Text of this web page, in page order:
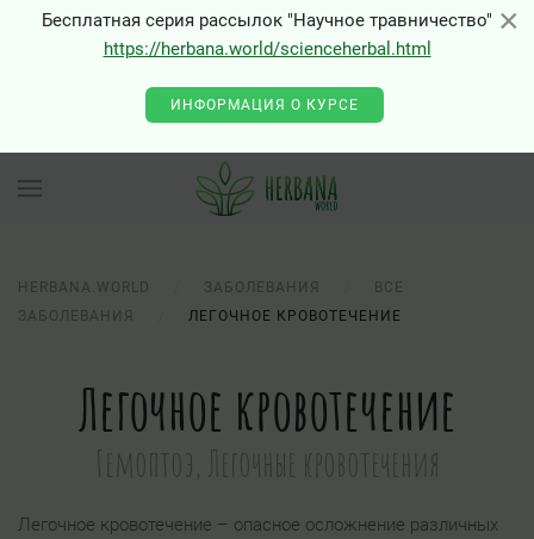
×
Бесплатная серия рассылок "Научное травничество"
https://herbana.world/scienceherbal.html
ИНФОРМАЦИЯ О КУРСЕ
HERBANA.WORLD ЗАБОЛЕВАНИЯ
ВСЕ
ЗАБОЛЕВАНИЯ
ЛЕГОЧНОЕ КРОВОТЕЧЕНИЕ
Легочное кровотечение
Гемоптоэ, Легочные кровотечения
Легочное кровотечение – опасное осложнение различных
×